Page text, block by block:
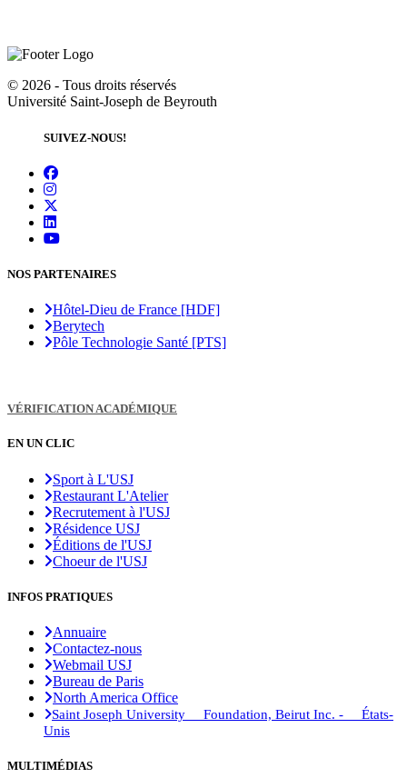
© 2026 - Tous droits réservés
Université Saint-Joseph de Beyrouth
SUIVEZ-NOUS!
NOS PARTENAIRES
Hôtel-Dieu de France [HDF]
Berytech
Pôle Technologie Santé [PTS]
VÉRIFICATION ACADÉMIQUE
EN UN CLIC
Sport à L'USJ
Restaurant L'Atelier
Recrutement à l'USJ
Résidence USJ
Éditions de l'USJ
Choeur de l'USJ
INFOS PRATIQUES
Annuaire
Contactez-nous
Webmail USJ
Bureau de Paris
North America Office
Saint Joseph University Foundation, Beirut Inc. - États-
Unis
MULTIMÉDIAS